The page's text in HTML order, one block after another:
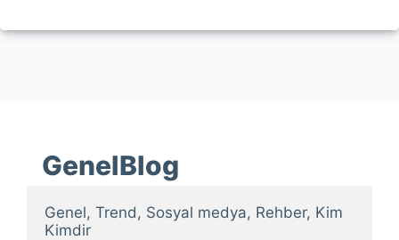
GenelBlog
Genel, Trend, Sosyal medya, Rehber, Kim
Kimdir